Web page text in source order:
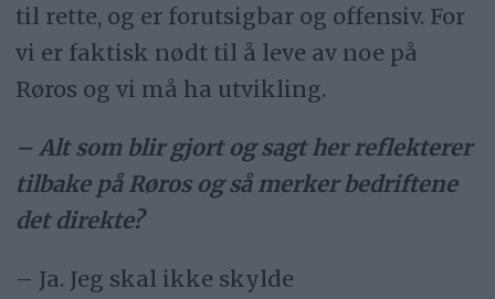
til rette, og er forutsigbar og offensiv. For
vi er faktisk nødt til å leve av noe på
Røros og vi må ha utvikling.
– Alt som blir gjort og sagt her reflekterer
tilbake på Røros og så merker bedriftene
det direkte?
– Ja. Jeg skal ikke skylde